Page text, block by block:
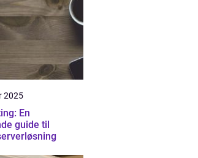
2025
En
guide til